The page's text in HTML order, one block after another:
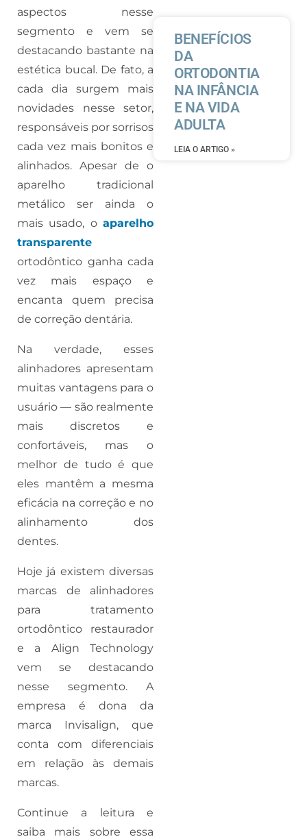
aspectos nesse
segmento e vem se
destacando bastante na
estética bucal. De fato, a
cada dia surgem mais
novidades nesse setor,
responsáveis por sorrisos
cada vez mais bonitos e
alinhados. Apesar de o
aparelho tradicional
metálico ser ainda o
mais usado, o aparelho
transparente
ortodôntico ganha cada
vez mais espaço e
encanta quem precisa
de correção dentária.
Na verdade, esses
alinhadores apresentam
muitas vantagens para o
usuário — são realmente
mais discretos e
confortáveis, mas o
melhor de tudo é que
eles mantêm a mesma
eficácia na correção e no
alinhamento dos
dentes.
Hoje já existem diversas
marcas de alinhadores
para tratamento
ortodôntico restaurador
e a Align Technology
vem se destacando
nesse segmento. A
empresa é dona da
marca Invisalign, que
conta com diferenciais
em relação às demais
marcas.
Continue a leitura e
saiba mais sobre essa
BENEFÍCIOS
DA
ORTODONTIA
NA INFÂNCIA
E NA VIDA
ADULTA
LEIA O ARTIGO »